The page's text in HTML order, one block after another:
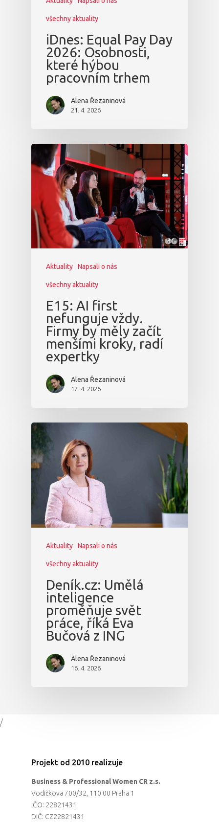
všechny aktuality
iDnes: Equal Pay Day
2026: Osobnosti,
které hýbou
pracovním trhem
Alena Řezaninová
21. 4. 2026
Aktuality Napsali o nás
všechny aktuality
E15: AI first
nefunguje vždy.
Firmy by měly začít
menšími kroky, radí
expertky
Alena Řezaninová
17. 4. 2026
Aktuality Napsali o nás
všechny aktuality
Deník.cz: Umělá
inteligence
proměňuje svět
práce, říká Eva
Bučová z ING
Alena Řezaninová
16. 4. 2026
/
Projekt od 2010 realizuje
Business & Professional Women CR z.s.
Vodičkova 700/32, 110 00 Praha 1
IČO: 22821431
DIČ: CZ22821431